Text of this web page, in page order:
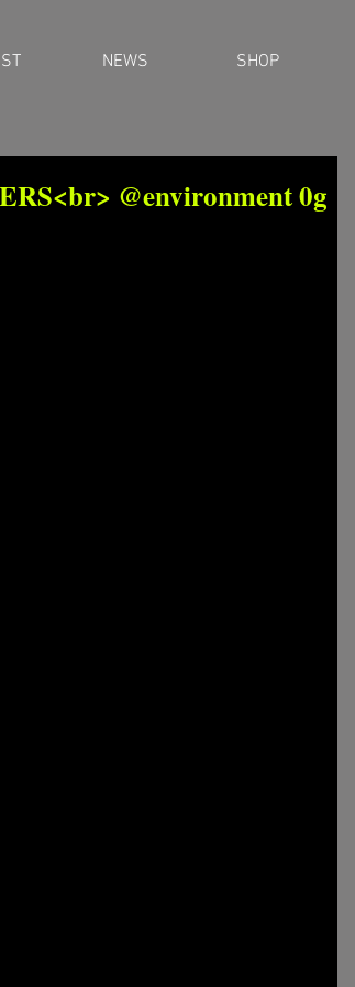
NEWS SHOP
@environment 0g